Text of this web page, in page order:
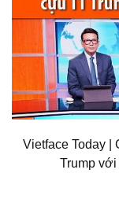
Vietface Today |
Trump với